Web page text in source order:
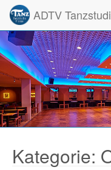
ADTV
Kategorie: